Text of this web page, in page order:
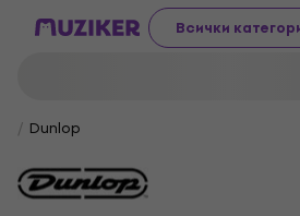
Всички
Dunlop